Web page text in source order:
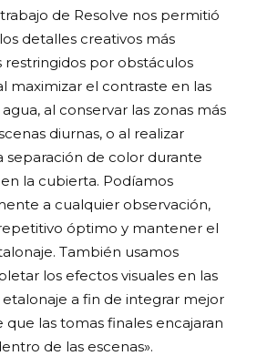
de Resolve nos permitió
detalles creativos más
restringidos por obstáculos
maximizar el contraste en las
al conservar las zonas más
diurnas, o al realizar
separación de color durante
la cubierta. Podíamos
a cualquier observación,
óptimo y mantener el
También usamos
los efectos visuales en las
a fin de integrar mejor
que las tomas finales encajaran
de las escenas».